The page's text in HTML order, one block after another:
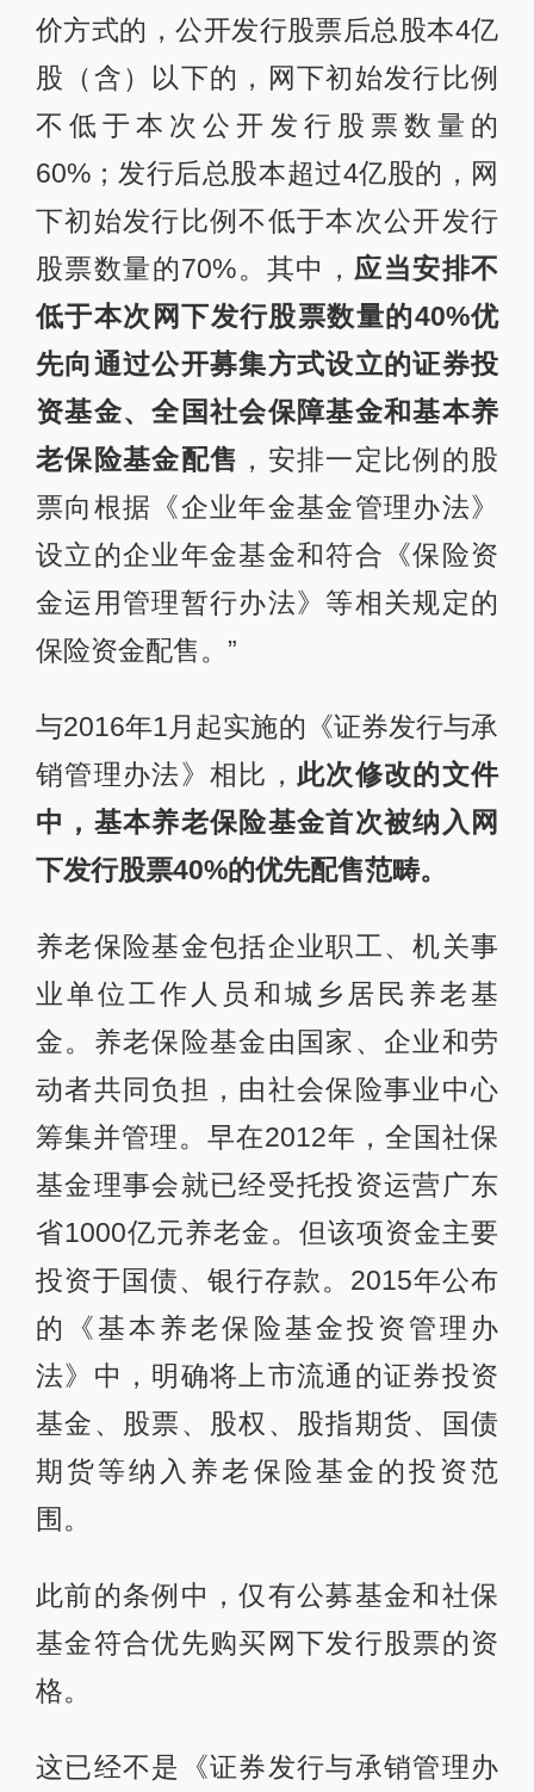
价方式的，公开发行股票后总股本4亿
股（含）以下的，网下初始发行比例
不低于本次公开发行股票数量的
60%；发行后总股本超过4亿股的，网
下初始发行比例不低于本次公开发行
股票数量的70%。其中， 应当安排不
低于本次网下发行股票数量的40%优
先向通过公开募集方式设立的证券投
资基金、全国社会保障基金和基本养
老保险基金配售 ，安排一定比例的股
票向根据《企业年金基金管理办法》
设立的企业年金基金和符合《保险资
金运用管理暂行办法》等相关规定的
保险资金配售。”
与2016年1月起实施的《证券发行与承
销管理办法》相比， 此次修改的文件
中， 基本养老保险基金首次被纳入网
下发行股票40%的优先配售范畴。
养老保险基金包括企业职工、机关事
业单位工作人员和城乡居民养老基
金。养老保险基金由国家、企业和劳
动者共同负担，由社会保险事业中心
筹集并管理。早在2012年，全国社保
基金理事会就已经受托投资运营广东
省1000亿元养老金。但该项资金主要
投资于国债、银行存款。2015年公布
的《基本养老保险基金投资管理办
法》中，明确将上市流通的证券投资
基金、股票、股权、股指期货、国债
期货等纳入养老保险基金的投资范
围。
此前的条例中，仅有公募基金和社保
基金符合优先购买网下发行股票的资
格。
这已经不是《证券发行与承销管理办